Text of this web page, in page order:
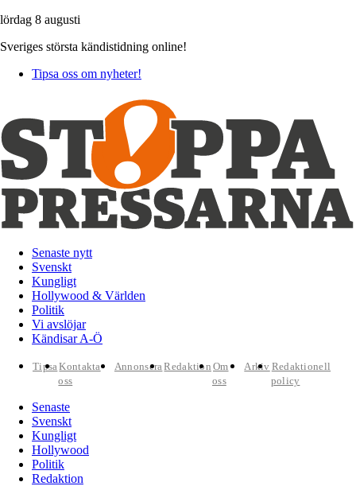
lördag 8 augusti
Sveriges största kändistidning online!
Tipsa oss om nyheter!
Senaste nytt
Svenskt
Kungligt
Hollywood & Världen
Politik
Vi avslöjar
Kändisar A-Ö
TipsaKontakta
oss
AnnonseraRedaktion Om
oss
Arkiv Redaktionell
policy
Senaste
Svenskt
Kungligt
Hollywood
Politik
Redaktion